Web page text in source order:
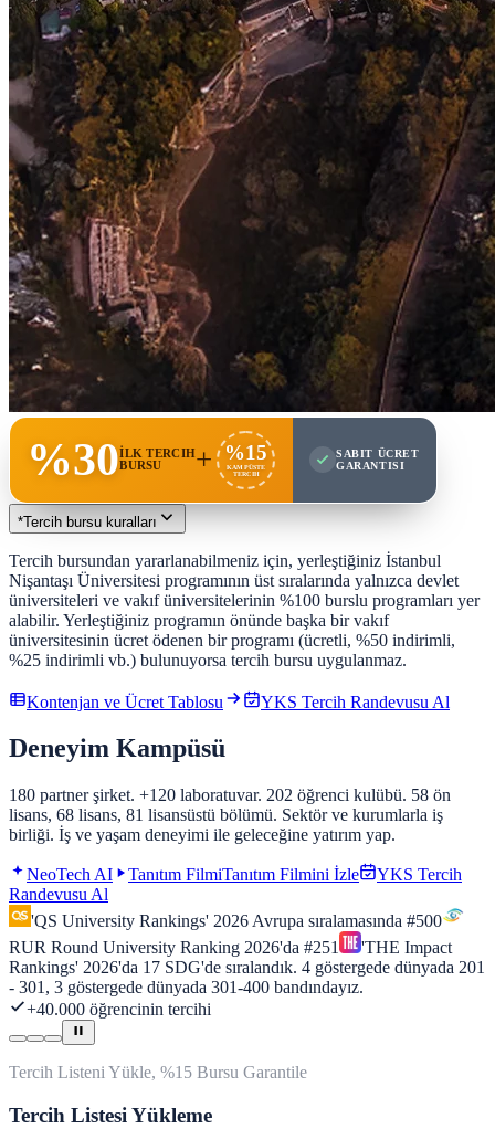
%30İLK TERCIH
BURSU
+ %15
KAMPÜSTE
TERCIH
SABIT ÜCRET
GARANTISI
*Tercih bursu kuralları
Tercih bursundan yararlanabilmeniz için, yerleştiğiniz İstanbul
Nişantaşı Üniversitesi programının üst sıralarında yalnızca devlet
üniversiteleri ve vakıf üniversitelerinin %100 burslu programları yer
alabilir. Yerleştiğiniz programın önünde başka bir vakıf
üniversitesinin ücret ödenen bir programı (ücretli, %50 indirimli,
%25 indirimli vb.) bulunuyorsa tercih bursu uygulanmaz.
Kontenjan ve Ücret Tablosu YKS Tercih Randevusu Al
Deneyim Kampüsü
180 partner şirket. +120 laboratuvar. 202 öğrenci kulübü. 58 ön
lisans, 68 lisans, 81 lisansüstü bölümü. Sektör ve kurumlarla iş
birliği. İş ve yaşam deneyimi ile geleceğine yatırım yap.
NeoTech AI Tanıtım FilmiTanıtım Filmini İzle
YKS Tercih
Randevusu Al
'QS University Rankings' 2026 Avrupa sıralamasında #500
RUR Round University Ranking 2026'da #251
'THE Impact
Rankings' 2026'da 17 SDG'de sıralandık. 4 göstergede dünyada 201
- 301 , 3 göstergede dünyada 301-400 bandındayız.
+40.000 öğrencinin tercihi
Tercih Listeni Yükle, %15 Bursu Garantile
Tercih Listesi Yükleme